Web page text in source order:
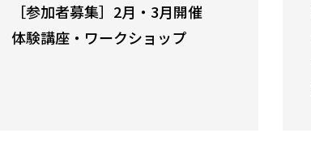
［参加者募集］2月・3月開催
体験講座・ワークショップ